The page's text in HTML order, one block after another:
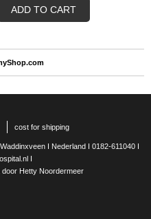
ADD TO CART
cost for shipping
I Nederland I 0182-611040 I
I
Hetty Noordermeer